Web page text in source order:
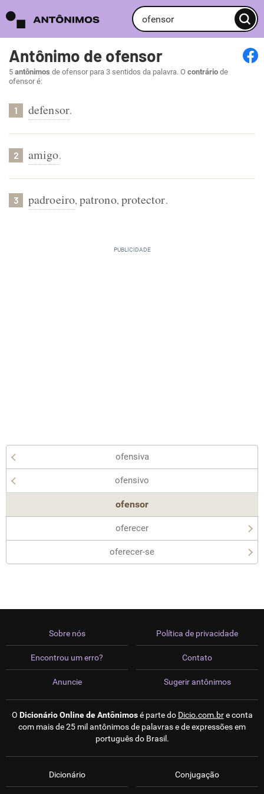
Antônimo de ofensor
5 antônimos de ofensor para 3 sentidos da palavra. O contrário de
ofensor é:
1 defensor.
2 amigo.
3 padroeiro, patrono, protector.
ofensiva
ofensivo
ofensor
oferecer
oferecer-se
Sobre nós
Encontrou um erro?
Anuncie
Política de privacidade
Contato
Sugerir antônimos
O Dicionário Online de Antônimosé parte do Dicio.com.bre conta
com mais de 25 mil antônimos de palavras e de expressões em
português do Brasil.
Dicionário Conjugação